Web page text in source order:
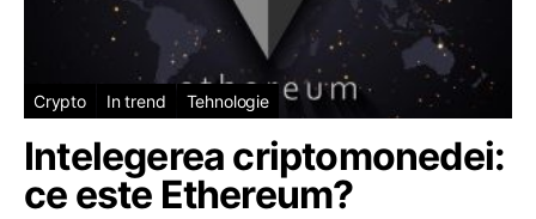
Crypto In trend Tehnologie
Intelegerea criptomonedei:
ce este Ethereum?